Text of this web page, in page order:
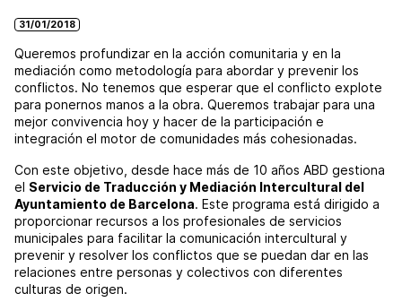
31/01/2018
Queremos profundizar en la acción comunitaria y en la
mediación como metodología para abordar y prevenir los
conflictos. No tenemos que esperar que el conflicto explote
para ponernos manos a la obra. Queremos trabajar para una
mejor convivencia hoy y hacer de la participación e
integración el motor de comunidades más cohesionadas.
Con este objetivo, desde hace más de 10 años ABD gestiona
el Servicio de Traducción y Mediación Intercultural del
Ayuntamiento de Barcelona. Este programa está dirigido a
proporcionar recursos a los profesionales de servicios
municipales para facilitar la comunicación intercultural y
prevenir y resolver los conflictos que se puedan dar en las
relaciones entre personas y colectivos con diferentes
culturas de origen.